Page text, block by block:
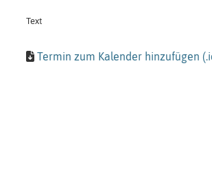
Text
Termin zum Kalender hinzufügen